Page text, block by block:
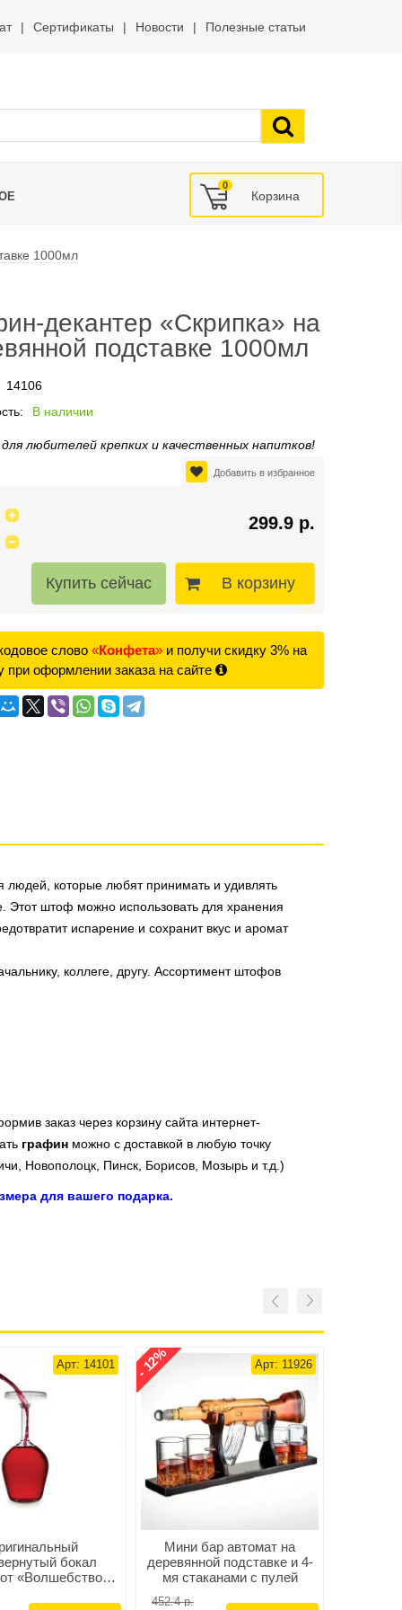
Сертификаты Новости Полезные статьи
0
1000мл
декантер «Скрипка» на
подставке 1000мл
14106
В наличии
любителей крепких и качественных напитков!
Добавить в избранное
299.9 р.
В корзину
слово «Конфета» и получи скидку 3% на
при оформлении заказа на сайте
людей, которые любят принимать и удивлять
Этот штоф можно использовать для хранения
испарение и сохранит вкус и аромат
коллеге, другу. Ассортимент штофов
заказ через корзину сайта интернет-
графин можно с доставкой в любую точку
Новополоцк, Пинск, Борисов, Мозырь и т.д.)
для вашего подарка.
Арт: 14101
бокал
«Волшебство»
Арт: 11926
Мини бар автомат на
деревянной подставке и 4-
мя стаканами с пулей
452.4 р.
- 12%